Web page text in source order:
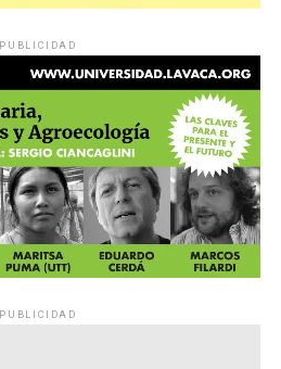
PUBLICIDAD
PUBLICIDAD